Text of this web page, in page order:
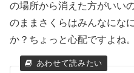
の場所から消えた方がいい
のままさくらはみんなにな
か？ちょっと心配ですよね。